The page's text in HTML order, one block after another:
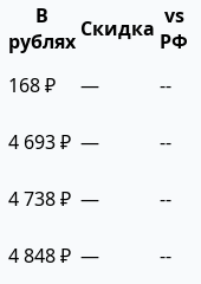
В
рублях Скидка vs
РФ
168 ₽ — --
4 693 ₽ — --
4 738 ₽ — --
4 848 ₽ — --